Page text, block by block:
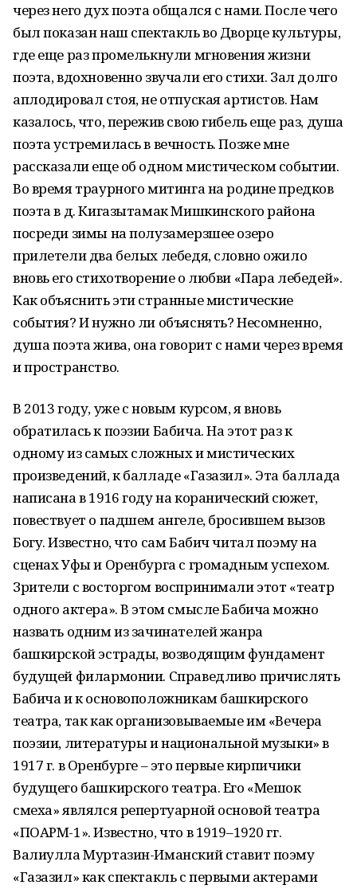
через него дух поэта общался с нами. После чего
был показан наш спектакль во Дворце культуры,
где еще раз промелькнули мгновения жизни
поэта, вдохновенно звучали его стихи. Зал долго
аплодировал стоя, не отпуская артистов. Нам
казалось, что, пережив свою гибель еще раз, душа
поэта устремилась в вечность. Позже мне
рассказали еще об одном мистическом событии.
Во время траурного митинга на родине предков
поэта в д. Кигазытамак Мишкинского района
посреди зимы на полузамерзшее озеро
прилетели два белых лебедя, словно ожило
вновь его стихотворение о любви «Пара лебедей».
Как объяснить эти странные мистические
события? И нужно ли объяснять? Несомненно,
душа поэта жива, она говорит с нами через время
и пространство.
В 2013 году, уже с новым курсом, я вновь
обратилась к поэзии Бабича. На этот раз к
одному из самых сложных и мистических
произведений, к балладе «Газазил». Эта баллада
написана в 1916 году на коранический сюжет,
повествует о падшем ангеле, бросившем вызов
Богу. Известно, что сам Бабич читал поэму на
сценах Уфы и Оренбурга с громадным успехом.
Зрители с восторгом воспринимали этот «театр
одного актера». В этом смысле Бабича можно
назвать одним из зачинателей жанра
башкирской эстрады, возводящим фундамент
будущей филармонии. Справедливо причислять
Бабича и к основоположникам башкирского
театра, так как организовываемые им «Вечера
поэзии, литературы и национальной музыки» в
1917 г. в Оренбурге – это первые кирпичики
будущего башкирского театра. Его «Мешок
смеха» являлся репертуарной основой театра
«ПОАРМ-1». Известно, что в 1919–1920 гг.
Валиулла Муртазин-Иманский ставит поэму
«Газазил» как спектакль с первыми актерами